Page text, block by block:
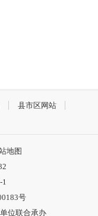
县市区网站
地图
1
号
位联合承办